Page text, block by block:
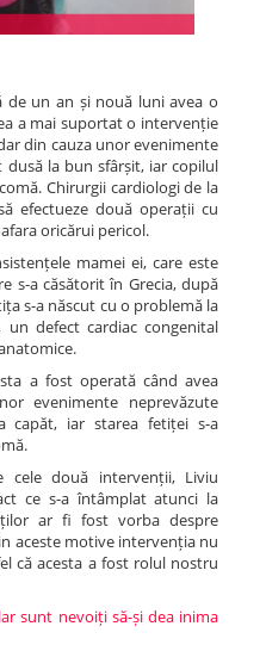
de un an și nouă luni avea o
a mai suportat o intervenție
din cauza unor evenimente
la bun sfârșit, iar copilul
Chirurgii cardiologi de la
efectueze două operații cu
oricărui pericol.
mamei ei, care este
s-a căsătorit în Grecia, după
s-a născut cu o problemă la
un defect cardiac congenital
a fost operată când avea
evenimente neprevăzute
capăt, iar starea fetiței s-a
cele două intervenții, Liviu
ce s-a întâmplat atunci la
ar fi fost vorba despre
aceste motive intervenția nu
că acesta a fost rolul nostru
sunt nevoiți să-și dea inima